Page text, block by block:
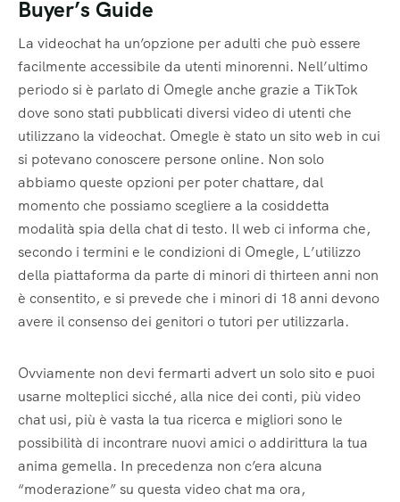
Buyer’s Guide
La videochat ha un’opzione per adulti che può essere
facilmente accessibile da utenti minorenni. Nell’ultimo
periodo si è parlato di Omegle anche grazie a TikTok
dove sono stati pubblicati diversi video di utenti che
utilizzano la videochat. Omegle è stato un sito web in cui
si potevano conoscere persone online. Non solo
abbiamo queste opzioni per poter chattare, dal
momento che possiamo scegliere a la cosiddetta
modalità spia della chat di testo. Il web ci informa che,
secondo i termini e le condizioni di Omegle, L’utilizzo
della piattaforma da parte di minori di thirteen anni non
è consentito, e si prevede che i minori di 18 anni devono
avere il consenso dei genitori o tutori per utilizzarla.
Ovviamente non devi fermarti advert un solo sito e puoi
usarne molteplici sicché, alla nice dei conti, più video
chat usi, più è vasta la tua ricerca e migliori sono le
possibilità di incontrare nuovi amici o addirittura la tua
anima gemella. In precedenza non c’era alcuna
“moderazione” su questa video chat ma ora,